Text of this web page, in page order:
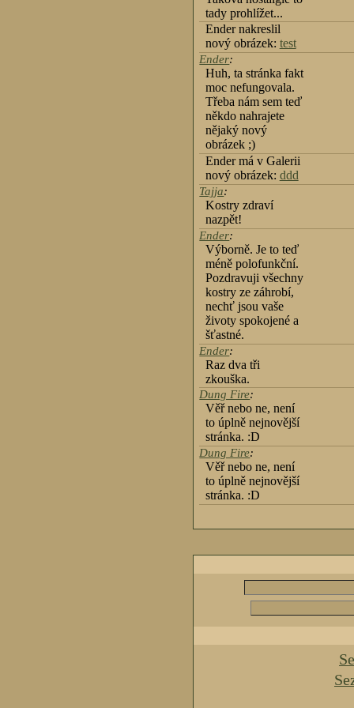
tady prohlížet...
Ender nakreslil
nový obrázek: test
Ender:
Huh, ta stránka fakt
moc nefungovala.
Třeba nám sem teď
někdo nahrajete
nějaký nový
obrázek ;)
Ender má v Galerii
nový obrázek: ddd
Tajja:
Kostry zdraví
nazpět!
Ender:
Výborně. Je to teď
méně polofunkční.
Pozdravuji všechny
kostry ze záhrobí,
nechť jsou vaše
životy spokojené a
šťastné.
Ender:
Raz dva tři
zkouška.
Dung Fire:
Věř nebo ne, není
to úplně nejnovější
stránka. :D
Dung Fire:
Věř nebo ne, není
to úplně nejnovější
stránka. :D